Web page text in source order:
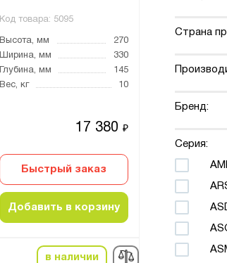
Код товара: 5095
Высота, мм
270
Ширина, мм
330
Глубина, мм
145
Вес, кг
10
17 380 ₽
Быстрый заказ
Добавить в корзину
в наличии
Страна
Бренд:
Серия: